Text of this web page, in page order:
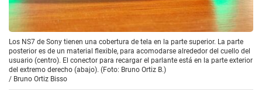
Los NS7 de Sony tienen una cobertura de tela en la parte superior. La parte
posterior es de un material flexible, para acomodarse alrededor del cuello del
usuario (centro). El conector para recargar el parlante está en la parte exterior
del extremo derecho (abajo). (Foto: Bruno Ortiz B.)
/ Bruno Ortiz Bisso